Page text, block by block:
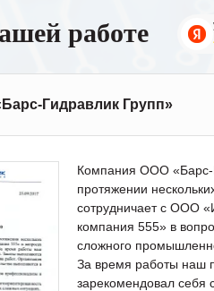
работе
Гидравлик Групп»
Компания ООО «Барс-
протяжении
сотрудничает с ООО
компания 555» в
сложного
За время работы наш
зарекомендовал себя